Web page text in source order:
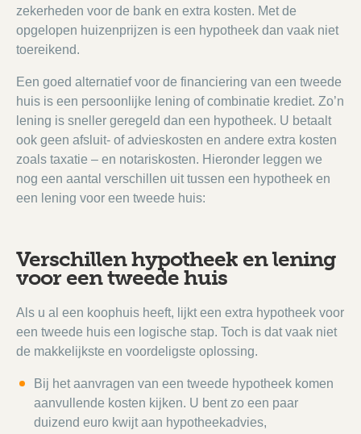
zekerheden voor de bank en extra kosten. Met de
opgelopen huizenprijzen is een hypotheek dan vaak niet
toereikend.
Een goed alternatief voor de financiering van een tweede
huis is een persoonlijke lening of combinatie krediet. Zo’n
lening is sneller geregeld dan een hypotheek. U betaalt
ook geen afsluit- of advieskosten en andere extra kosten
zoals taxatie – en notariskosten. Hieronder leggen we
nog een aantal verschillen uit tussen een hypotheek en
een lening voor een tweede huis:
Verschillen hypotheek en lening
voor een tweede huis
Als u al een koophuis heeft, lijkt een extra hypotheek voor
een tweede huis een logische stap. Toch is dat vaak niet
de makkelijkste en voordeligste oplossing.
Bij het aanvragen van een tweede hypotheek komen
aanvullende kosten kijken. U bent zo een paar
duizend euro kwijt aan hypotheekadvies,